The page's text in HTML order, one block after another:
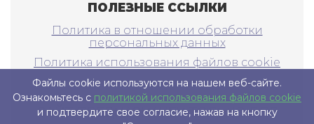
ПОЛЕЗНЫЕ ССЫЛКИ
Политика в отношении обработки
персональных данных
Политика использования файлов cookie
САЙТ ПРЕДНАЗНАЧЕН ТОЛЬКО ДЛЯ
Файлы cookie используются на нашем веб-сайте.
Ознакомьтесь с политикой использования файлов cookie
и подтвердите свое согласие, нажав на кнопку